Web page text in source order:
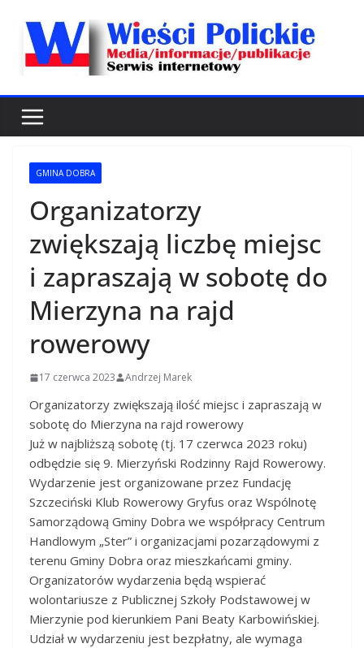
GMINA DOBRA
Organizatorzy
zwiększają liczbę miejsc
i zapraszają w sobotę do
Mierzyna na rajd
rowerowy
17 czerwca 2023 Andrzej Marek
Organizatorzy zwiększają ilość miejsc i zapraszają w
sobotę do Mierzyna na rajd rowerowy
Już w najbliższą sobotę (tj. 17 czerwca 2023 roku)
odbędzie się 9. Mierzyński Rodzinny Rajd Rowerowy.
Wydarzenie jest organizowane przez Fundację
Szczeciński Klub Rowerowy Gryfus oraz Wspólnotę
Samorządową Gminy Dobra we współpracy Centrum
Handlowym „Ster” i organizacjami pozarządowymi z
terenu Gminy Dobra oraz mieszkańcami gminy.
Organizatorów wydarzenia będą wspierać
wolontariusze z Publicznej Szkoły Podstawowej w
Mierzynie pod kierunkiem Pani Beaty Karbowińskiej.
Udział w wydarzeniu jest bezpłatny, ale wymaga